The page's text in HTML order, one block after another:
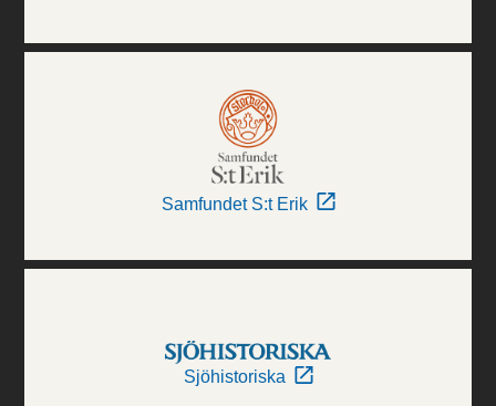
Samfundet S:t Erik
Sjöhistoriska